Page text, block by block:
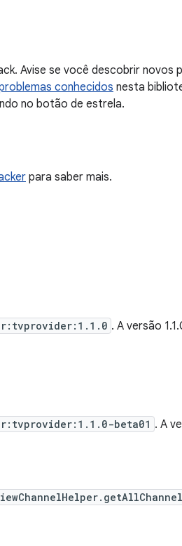
Avise se você descobrir novos
conhecidos nesta
no botão de estrela.
para saber mais.
. A versão
beta01 . A